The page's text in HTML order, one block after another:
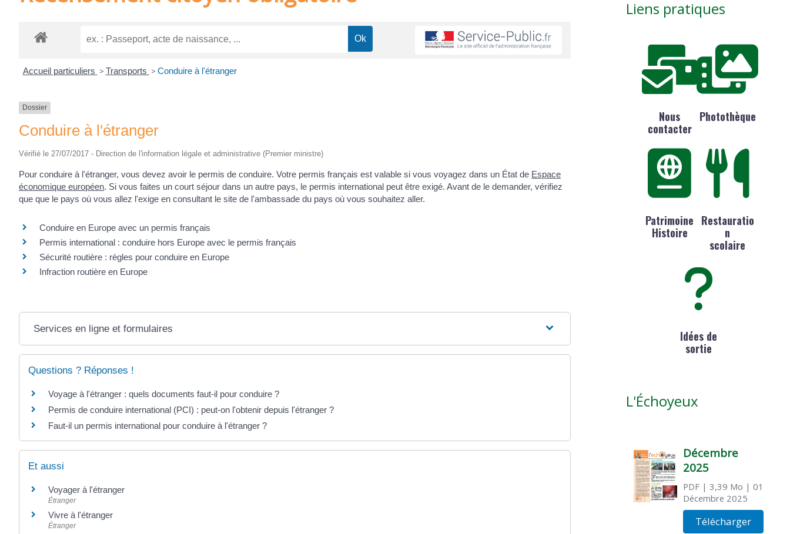
Accueil particuliers > Transports > Conduire à l'étranger
Dossier
Conduire à l'étranger
Vérifié le 27/07/2017 - Direction de l'information légale et administrative (Premier ministre)
Pour conduire à l'étranger, vous devez avoir le permis de conduire. Votre permis français est valable si vous voyagez dans un État de Espace
économique européen. Si vous faites un court séjour dans un autre pays, le permis international peut être exigé. Avant de le demander, vérifiez
que que le pays où vous allez l'exige en consultant le site de l'ambassade du pays où vous souhaitez aller.
Conduire en Europe avec un permis français
Permis international : conduire hors Europe avec le permis français
Sécurité routière : règles pour conduire en Europe
Infraction routière en Europe
Services en ligne et formulaires
Questions ? Réponses !
Voyage à l'étranger : quels documents faut-il pour conduire ?
Permis de conduire international (PCI) : peut-on l'obtenir depuis l'étranger ?
Faut-il un permis international pour conduire à l'étranger ?
Et aussi
Voyager à l'étranger
Étranger
Vivre à l'étranger
Étranger
Liens pratiques
Nous
contacter
Photothèque
Patrimoine
Histoire
Restauratio
n
scolaire
Idées de
sortie
L'Échoyeux
Décembre
2025
PDF| 3,39 Mo | 01
Décembre 2025
Télécharger